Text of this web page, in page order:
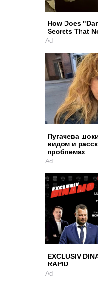
How Does
Secrets That
Ad
Пугачева
видом и
проблемах
Ad
EXCLUSIV
RAPID
Ad